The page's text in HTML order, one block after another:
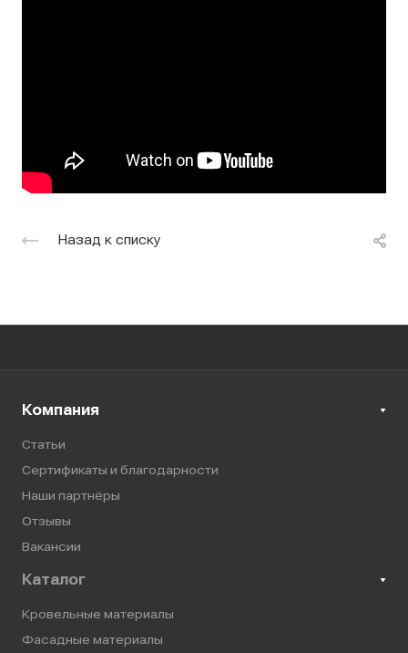
Назад к списку
Компания
Статьи
Сертификаты и благодарности
Наши партнёры
Отзывы
Вакансии
Каталог
Кровельные материалы
Фасадные материалы